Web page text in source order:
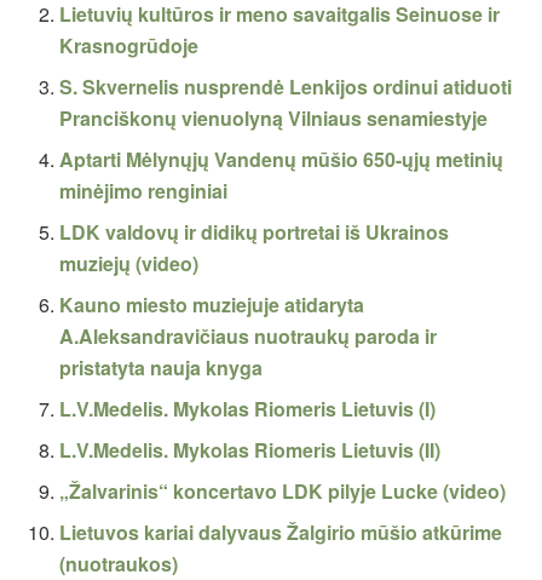
Lietuvių kultūros ir meno savaitgalis Seinuose ir
Krasnogrūdoje
S. Skvernelis nusprendė Lenkijos ordinui atiduoti
Pranciškonų vienuolyną Vilniaus senamiestyje
Aptarti Mėlynųjų Vandenų mūšio 650-ųjų metinių
minėjimo renginiai
LDK valdovų ir didikų portretai iš Ukrainos
muziejų (video)
Kauno miesto muziejuje atidaryta
A.Aleksandravičiaus nuotraukų paroda ir
pristatyta nauja knyga
L.V.Medelis. Mykolas Riomeris Lietuvis (I)
L.V.Medelis. Mykolas Riomeris Lietuvis (II)
„Žalvarinis“ koncertavo LDK pilyje Lucke (video)
Lietuvos kariai dalyvaus Žalgirio mūšio atkūrime
(nuotraukos)